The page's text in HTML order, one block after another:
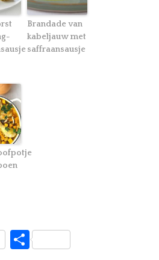
Brandade van
kabeljauw met
saffraansausje
Delen